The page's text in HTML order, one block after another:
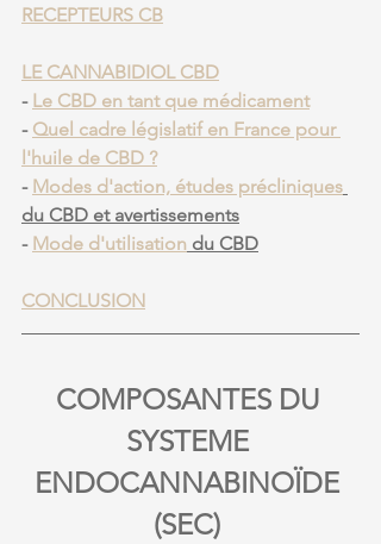
RECEPTEURS CB
LE CANNABIDIOL CBD
- Le CBD en tant que médicament
- Quel cadre législatif en France pour
l'huile de CBD ?
- Modes d'action, études précliniques
du CBD et avertissements
- Mode d'utilisation du CBD
CONCLUSION
COMPOSANTES DU
SYSTEME
ENDOCANNABINOÏDE
(SEC)